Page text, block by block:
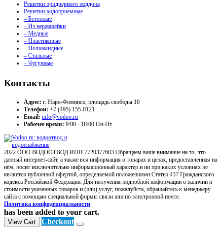
Решетки придверного поддона
Решетки водоприемные
– Бетонные
– Из нержавейки
– Медные
– Пластиковые
– Полиамидные
– Стальные
– Чугунные
Контакты
Адрес: г. Наро-Фоминск, площадь свободы 10
Телефон: +7 (495) 155-0121
Email: info@vodoo.ru
Рабочее время: 9:00 - 18:00 Пн-Пт
2022 ООО ВОДООТВОД ИНН 7720377683 Обращаем ваше внимание на то, что
данный интернет-сайт, а также вся информация о товарах и ценах, предоставленная на
нём, носит исключительно информационный характер и ни при каких условиях не
является публичной офертой, определяемой положениями Статьи 437 Гражданского
кодекса Российской Федерации. Для получения подробной информации о наличии и
стоимости указанных товаров и (или) услуг, пожалуйста, обращайтесь к менеджеру
сайта с помощью специальной формы связи или по электронной почте.
Политика конфиденциальности
has been added to your cart.
View Cart Checkout